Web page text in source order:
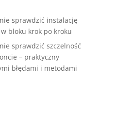
sprawdzić instalację
bloku krok po kroku
sprawdzić szczelność
– praktyczny
błędami i metodami